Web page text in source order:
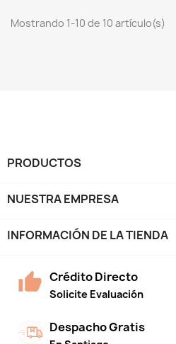
Mostrando 1-10 de 10 artículo(s)
PRODUCTOS
NUESTRA EMPRESA
INFORMACIÓN DE LA TIENDA
Crédito Directo
Solicite Evaluación
Despacho Gratis